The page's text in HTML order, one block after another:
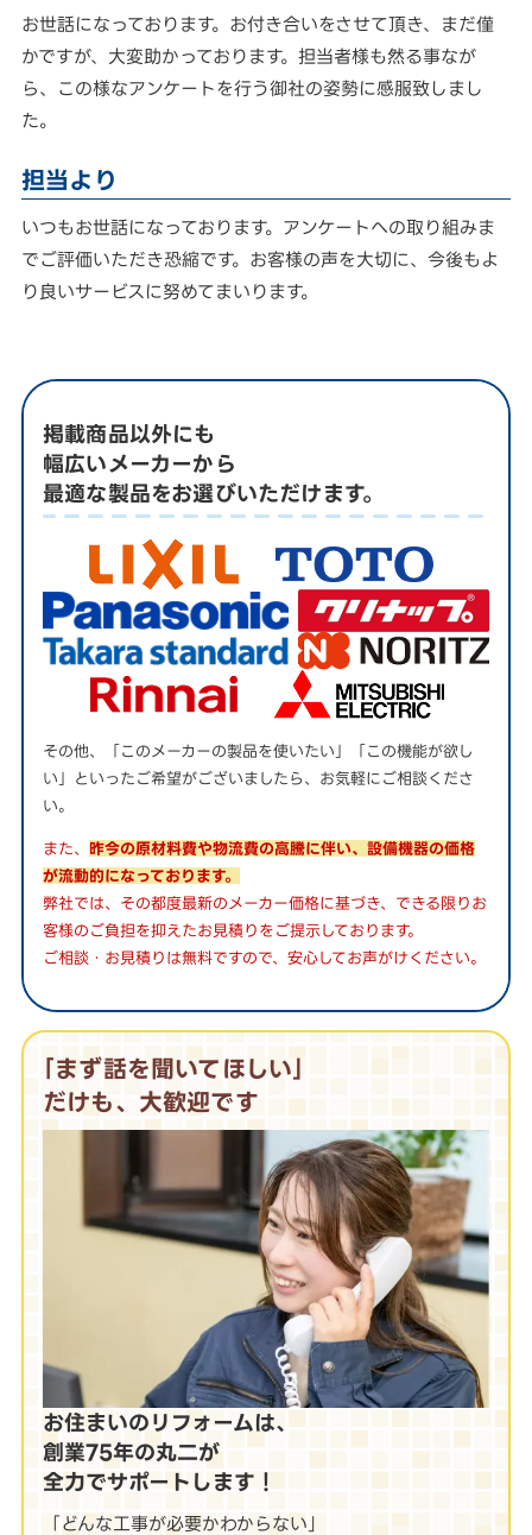
お世話になっております。お付き合いをさせて頂き、まだ僅
かですが、大変助かっております。担当者様も然る事なが
ら、この様なアンケートを行う御社の姿勢に感服致しまし
た。
担当より
いつもお世話になっております。アンケートへの取り組みま
でご評価いただき恐縮です。お客様の声を大切に、今後もよ
り良いサービスに努めてまいります。
掲載商品以外にも
幅広いメーカーから
最適な製品をお選びいただけます。
その他、「このメーカーの製品を使いたい」「この機能が欲し
い」といったご希望がございましたら、お気軽にご相談くださ
い。
また、 昨今の原材料費や物流費の高騰に伴い、設備機器の価格
が流動的になっております。
弊社では、その都度最新のメーカー価格に基づき、できる限りお
客様のご負担を抑えたお見積りをご提示しております。
ご相談・お見積りは無料ですので、安心してお声がけください。
｢まず話を聞いてほしい｣
だけも、大歓迎です
お住まいのリフォームは、
創業75年の丸二が
全力でサポートします！
「どんな工事が必要かわからない」